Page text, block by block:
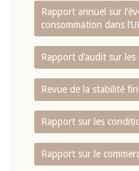
Rapport annuel sur
consommation dans
Rapport d‘audit sur
Revue de la stabilité
Rapport sur les
Rapport sur le